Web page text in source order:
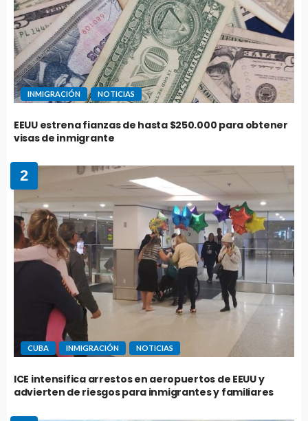
INMIGRACIÓN NOTICIAS
EEUU estrena fianzas de hasta $250.000 para obtener
visas de inmigrante
2
CUBA INMIGRACIÓN NOTICIAS
ICE intensifica arrestos en aeropuertos de EEUU y
advierten de riesgos para inmigrantes y familiares